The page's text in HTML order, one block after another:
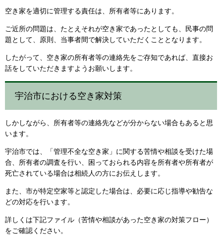
空き家を適切に管理する責任は、所有者等にあります。
ご近所の問題は、たとえそれが空き家であったとしても、民事の問
題として、原則、当事者間で解決していただくこととなります。
したがって、空き家の所有者等の連絡先をご存知であれば、直接お
話をしていただきますようお願いします。
宇治市における空き家対策
しかしながら、所有者等の連絡先などが分からない場合もあると思
います。
宇治市では、「管理不全な空き家」に関する苦情や相談を受けた場
合、所有者の調査を行い、困っておられる内容を所有者や所有者が
死亡されている場合は相続人の方にお伝えします。
また、市が特定空家等と認定した場合は、必要に応じ指導や勧告な
どの対応を行います。
詳しくは下記ファイル（苦情や相談があった空き家の対策フロー）
をご確認ください。